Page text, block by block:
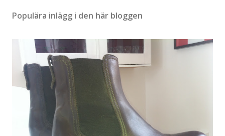
Populära inlägg i den här bloggen